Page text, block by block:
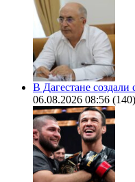
В Дагестане
06.08.2026 08:56 (140)